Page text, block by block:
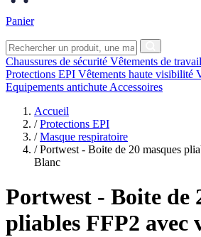
Panier
Chaussures de sécurité Vêtements de travail
Protections EPI Vêtements haute visibilité
Equipements antichute Accessoires
Accueil
/ Protections EPI
/ Masque respiratoire
/ Portwest - Boite de 20 masques
Blanc
Portwest - Boite de
pliables FFP2 avec